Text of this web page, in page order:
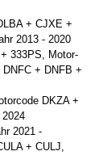
+ CJXE +
2013 - 2020
333PS, Mo­tor­
+ DNFB +
DKZA +
2021 -
+ CULJ,